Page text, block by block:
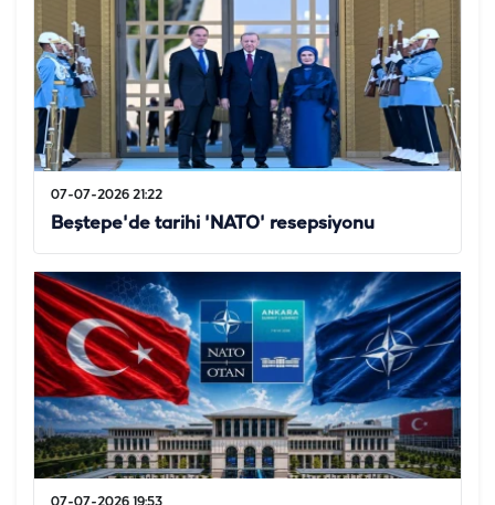
07-07-2026 21:22
Beştepe'de tarihi 'NATO' resepsiyonu